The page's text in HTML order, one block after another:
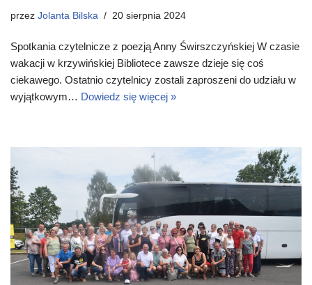
przez Jolanta Bilska 20 sierpnia 2024
Spotkania czytelnicze z poezją Anny Świrszczyńskiej W czasie
wakacji w krzywińskiej Bibliotece zawsze dzieje się coś
ciekawego. Ostatnio czytelnicy zostali zaproszeni do udziału w
wyjątkowym… Dowiedz się więcej »